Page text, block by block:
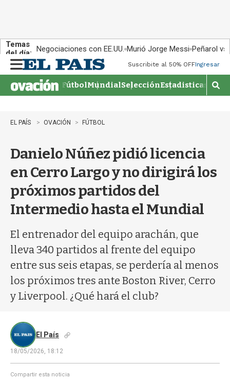
Temas
del día: Negociaciones con EE.UU. Murió Jorge Messi Peñarol
n
u
Suscribite al 50% OFFIngresar
FútbolMundialSelecciónEstadisticas
M
o
�
EL PAÍS OVACIÓN FÚTBOL
Danielo Núñez pidió licencia
en Cerro Largo y no dirigirá los
próximos partidos del
Intermedio hasta el Mundial
El entrenador del equipo arachán, que
lleva 340 partidos al frente del equipo
entre sus seis etapas, se perdería al menos
los próximos tres ante Boston River, Cerro
y Liverpool. ¿Qué hará el club?
El País
18/05/2026, 18:12
Compartir esta noticia